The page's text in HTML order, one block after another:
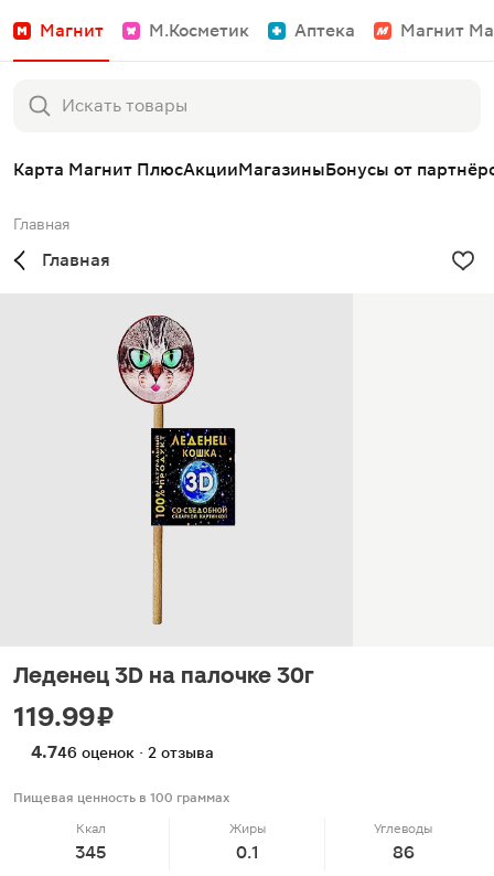
Магнит М.Косметик Аптека Магнит
Карта Магнит ПлюсАкцииМагазиныБонусы от
Главная
Главная
Леденец 3D на палочке 30г
119.99 ₽
4.746 оценок · 2 отзыва
Пищевая ценность в 100 граммах
Ккал
345
Жиры
0.1
Углеводы
86